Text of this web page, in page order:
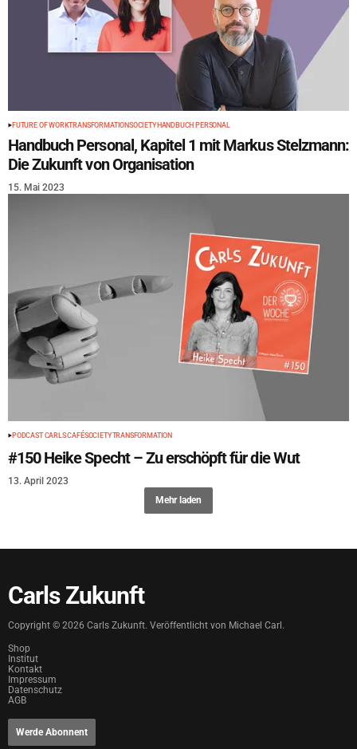
FUTURE OF WORKTRANSFORMATIONSOCIETYHANDBUCH PERSONAL
Handbuch Personal, Kapitel 1 mit Markus Stelzmann:
Die Zukunft von Organisation
15. Mai 2023
PODCAST CARLS CAFÉSOCIETYTRANSFORMATION
#150 Heike Specht – Zu erschöpft für die Wut
13. April 2023
Mehr laden
Carls Zukunft
Copyright © 2026 Carls Zukunft. Veröffentlicht von Michael Carl.
Shop
Institut
Kontakt
Impressum
Datenschutz
AGB
Werde Abonnent